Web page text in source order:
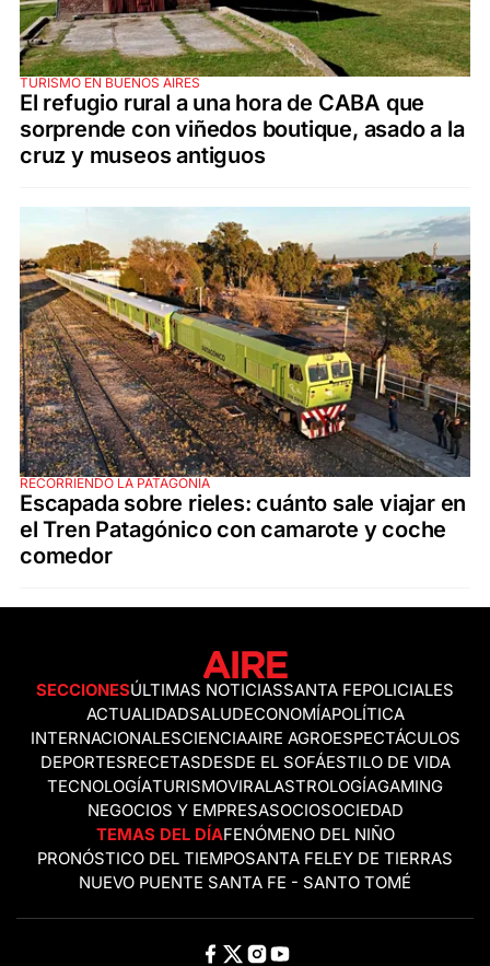
TURISMO EN BUENOS AIRES
El refugio rural a una hora de CABA que
sorprende con viñedos boutique, asado a la
cruz y museos antiguos
RECORRIENDO LA PATAGONIA
Escapada sobre rieles: cuánto sale viajar en
el Tren Patagónico con camarote y coche
comedor
SECCIONESÚLTIMAS NOTICIASSANTA FEPOLICIALES
ACTUALIDADSALUDECONOMÍAPOLÍTICA
INTERNACIONALESCIENCIAAIRE AGROESPECTÁCULOS
DEPORTESRECETASDESDE EL SOFÁESTILO DE VIDA
TECNOLOGÍATURISMOVIRALASTROLOGÍAGAMING
NEGOCIOS Y EMPRESASOCIOSOCIEDAD
TEMAS DEL DÍAFENÓMENO DEL NIÑO
PRONÓSTICO DEL TIEMPOSANTA FELEY DE TIERRAS
NUEVO PUENTE SANTA FE - SANTO TOMÉ